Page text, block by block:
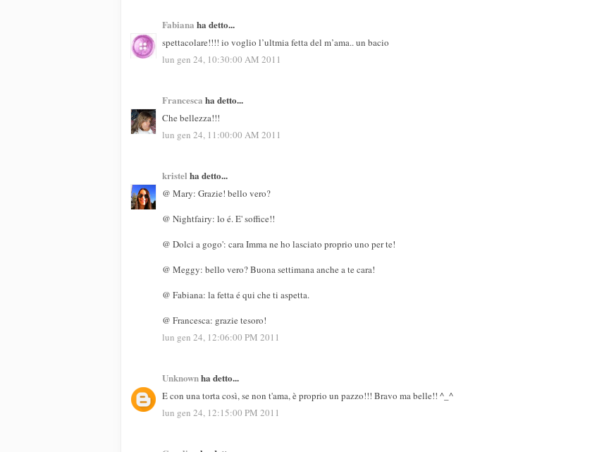
Fabiana ha detto...
spettacolare!!!! io voglio l’ultmia fetta del m’ama.. un bacio
lun gen 24, 10:30:00 AM 2011
Francesca ha detto...
Che bellezza!!!
lun gen 24, 11:00:00 AM 2011
kristel ha detto...
@ Mary: Grazie! bello vero?
@ Nightfairy: lo é. E' soffice!!
@ Dolci a gogo': cara Imma ne ho lasciato proprio uno per te!
@ Meggy: bello vero? Buona settimana anche a te cara!
@ Fabiana: la fetta é qui che ti aspetta.
@ Francesca: grazie tesoro!
lun gen 24, 12:06:00 PM 2011
Unknownha detto...
E con una torta così, se non t'ama, è proprio un pazzo!!! Bravo ma belle!! ^_^
lun gen 24, 12:15:00 PM 2011